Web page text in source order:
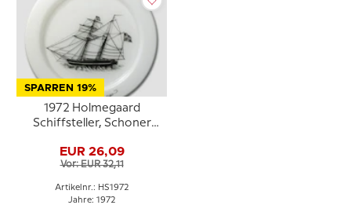
SPARREN 19%
1972 Holmegaard
Schiffsteller, Schoner
Freunde)
EUR 26,09
Vor: EUR 32,11
Artikelnr.: HS1972
Jahre: 1972